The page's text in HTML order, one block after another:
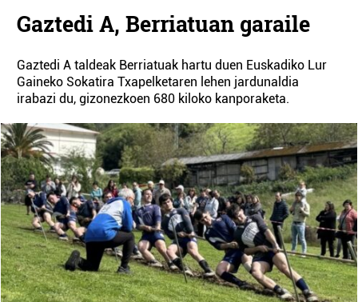
Gaztedi A, Berriatuan garaile
Gaztedi A taldeak Berriatuak hartu duen Euskadiko Lur
Gaineko Sokatira Txapelketaren lehen jardunaldia
irabazi du, gizonezkoen 680 kiloko kanporaketa.